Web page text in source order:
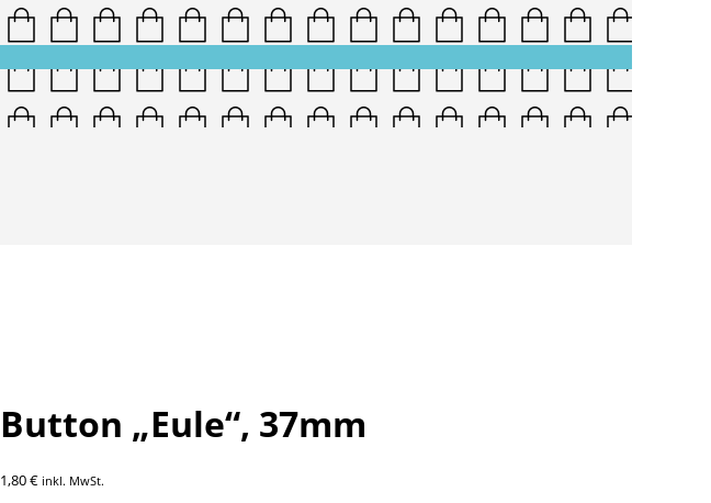
Button „Eule“, 37mm
1,80€ inkl. MwSt.